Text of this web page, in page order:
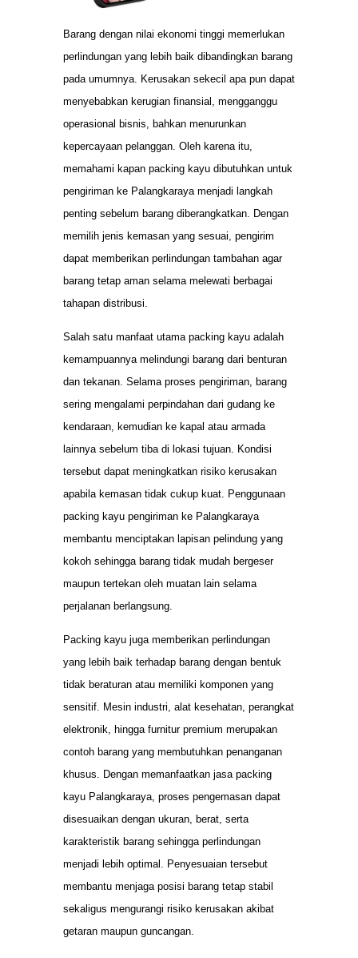
Barang dengan nilai ekonomi tinggi memerlukan
perlindungan yang lebih baik dibandingkan barang
pada umumnya. Kerusakan sekecil apa pun dapat
menyebabkan kerugian finansial, mengganggu
operasional bisnis, bahkan menurunkan
kepercayaan pelanggan. Oleh karena itu,
memahami kapan packing kayu dibutuhkan untuk
pengiriman ke Palangkaraya menjadi langkah
penting sebelum barang diberangkatkan. Dengan
memilih jenis kemasan yang sesuai, pengirim
dapat memberikan perlindungan tambahan agar
barang tetap aman selama melewati berbagai
tahapan distribusi.
Salah satu manfaat utama packing kayu adalah
kemampuannya melindungi barang dari benturan
dan tekanan. Selama proses pengiriman, barang
sering mengalami perpindahan dari gudang ke
kendaraan, kemudian ke kapal atau armada
lainnya sebelum tiba di lokasi tujuan. Kondisi
tersebut dapat meningkatkan risiko kerusakan
apabila kemasan tidak cukup kuat. Penggunaan
packing kayu pengiriman ke Palangkaraya
membantu menciptakan lapisan pelindung yang
kokoh sehingga barang tidak mudah bergeser
maupun tertekan oleh muatan lain selama
perjalanan berlangsung.
Packing kayu juga memberikan perlindungan
yang lebih baik terhadap barang dengan bentuk
tidak beraturan atau memiliki komponen yang
sensitif. Mesin industri, alat kesehatan, perangkat
elektronik, hingga furnitur premium merupakan
contoh barang yang membutuhkan penanganan
khusus. Dengan memanfaatkan jasa packing
kayu Palangkaraya, proses pengemasan dapat
disesuaikan dengan ukuran, berat, serta
karakteristik barang sehingga perlindungan
menjadi lebih optimal. Penyesuaian tersebut
membantu menjaga posisi barang tetap stabil
sekaligus mengurangi risiko kerusakan akibat
getaran maupun guncangan.